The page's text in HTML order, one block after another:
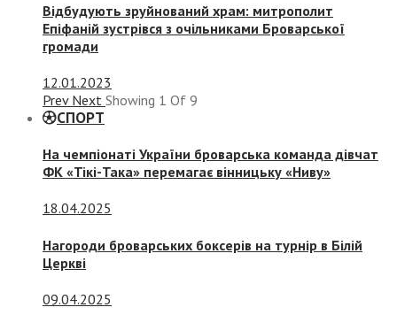
Відбудують зруйнований храм: митрополит
Епіфаній зустрівся з очільниками Броварської
громади
12.01.2023
Prev Next Showing 1 Of 9
СПОРТ
На чемпіонаті України броварська команда дівчат
ФК «Тікі-Така» перемагає вінницьку «Ниву»
18.04.2025
Нагороди броварських боксерів на турнір в Білій
Церкві
09.04.2025